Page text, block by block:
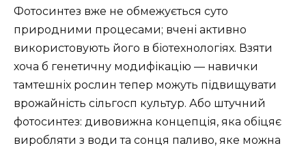
Фотосинтез вже не обмежується суто
природними процесами; вчені активно
використовують його в біотехнологіях. Взяти
хоча б генетичну модифікацію — навички
тамтешніх рослин тепер можуть підвищувати
врожайність сільгосп культур. Або штучний
фотосинтез: дивовижна концепція, яка обіцяє
виробляти з води та сонця паливо, яке можна